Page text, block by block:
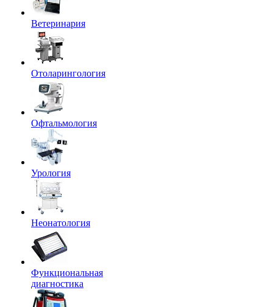
Ветеринария
Отоларингология
Офтальмология
Урология
Неонатология
Функциональная
диагностика